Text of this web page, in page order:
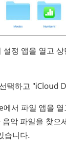
정 앱을 열고
택하고 "iCloud
에서 파일 앱을
악 파일을 찾으
습니다.